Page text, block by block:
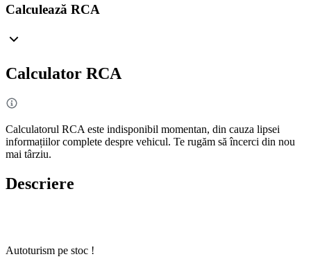
Calculează RCA
Calculator RCA
Calculatorul RCA este indisponibil momentan, din cauza lipsei
informațiilor complete despre vehicul. Te rugăm să încerci din nou
mai târziu.
Descriere
Autoturism pe stoc !